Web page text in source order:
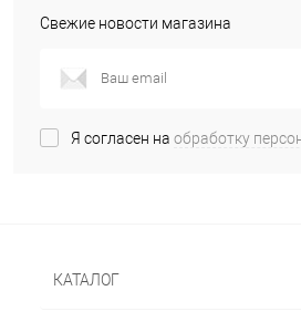
Свежие новости магазина
Я согласен на обработку
КАТАЛОГ